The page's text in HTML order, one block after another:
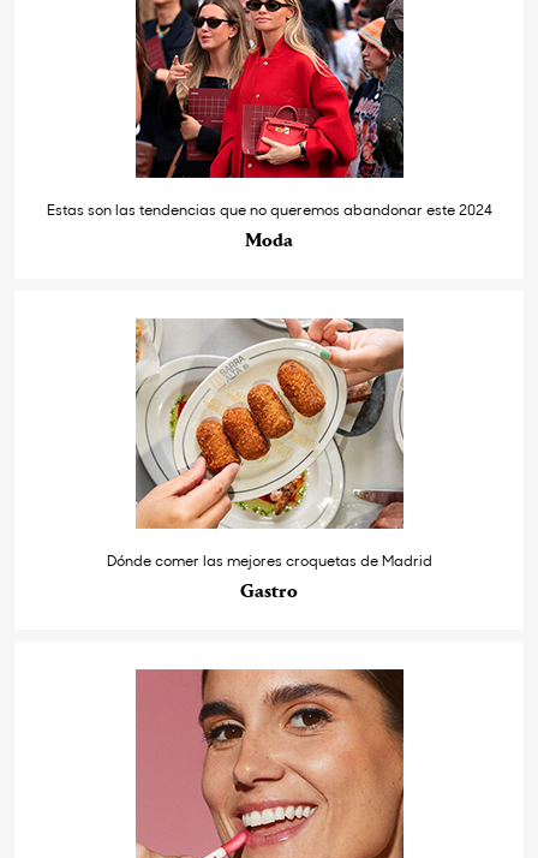
Estas son las tendencias que no queremos abandonar este 2024
Moda
Dónde comer las mejores croquetas de Madrid
Gastro